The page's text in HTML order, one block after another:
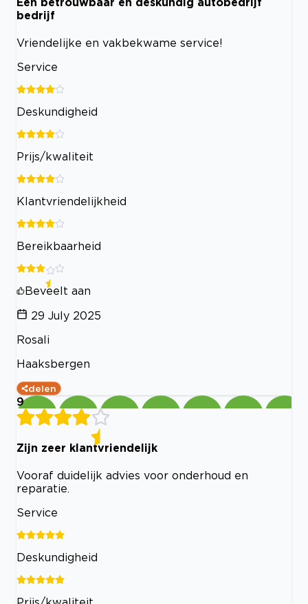
bedrijf
Vriendelijke en vakbekwame service!
Service
Deskundigheid
Prijs/kwaliteit
Klantvriendelijkheid
Bereikbaarheid
Beveelt aan
29 July 2025
Rosali
Haaksbergen
delen
9
Zijn zeer klantvriendelijk
Vooraf duidelijk advies voor onderhoud en
reparatie.
Service
Deskundigheid